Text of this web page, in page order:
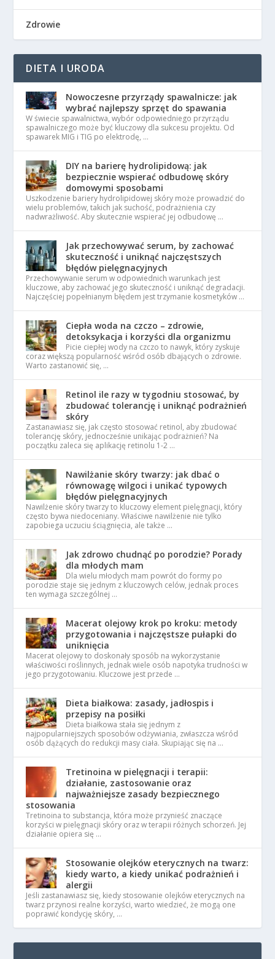
Zdrowie
DIETA I URODA
Nowoczesne przyrządy spawalnicze: jak
wybrać najlepszy sprzęt do spawania
W świecie spawalnictwa, wybór odpowiedniego przyrządu
spawalniczego może być kluczowy dla sukcesu projektu. Od
spawarek MIG i TIG po elektrodę, …
DIY na barierę hydrolipidową: jak
bezpiecznie wspierać odbudowę skóry
domowymi sposobami
Uszkodzenie bariery hydrolipidowej skóry może prowadzić do
wielu problemów, takich jak suchość, podrażnienia czy
nadwrażliwość. Aby skutecznie wspierać jej odbudowę …
Jak przechowywać serum, by zachować
skuteczność i uniknąć najczęstszych
błędów pielęgnacyjnych
Przechowywanie serum w odpowiednich warunkach jest
kluczowe, aby zachować jego skuteczność i uniknąć degradacji.
Najczęściej popełnianym błędem jest trzymanie kosmetyków …
Ciepła woda na czczo – zdrowie,
detoksykacja i korzyści dla organizmu
Picie ciepłej wody na czczo to nawyk, który zyskuje
coraz większą popularność wśród osób dbających o zdrowie.
Warto zastanowić się, …
Retinol ile razy w tygodniu stosować, by
zbudować tolerancję i uniknąć podrażnień
skóry
Zastanawiasz się, jak często stosować retinol, aby zbudować
tolerancję skóry, jednocześnie unikając podrażnień? Na
początku zaleca się aplikację retinolu 1-2 …
Nawilżanie skóry twarzy: jak dbać o
równowagę wilgoci i unikać typowych
błędów pielęgnacyjnych
Nawilżenie skóry twarzy to kluczowy element pielęgnacji, który
często bywa niedoceniany. Właściwe nawilżenie nie tylko
zapobiega uczuciu ściągnięcia, ale także …
Jak zdrowo chudnąć po porodzie? Porady
dla młodych mam
Dla wielu młodych mam powrót do formy po
porodzie staje się jednym z kluczowych celów, jednak proces
ten wymaga szczególnej …
Macerat olejowy krok po kroku: metody
przygotowania i najczęstsze pułapki do
uniknięcia
Macerat olejowy to doskonały sposób na wykorzystanie
właściwości roślinnych, jednak wiele osób napotyka trudności w
jego przygotowaniu. Kluczowe jest przede …
Dieta białkowa: zasady, jadłospis i
przepisy na posiłki
Dieta białkowa stała się jednym z
najpopularniejszych sposobów odżywiania, zwłaszcza wśród
osób dążących do redukcji masy ciała. Skupiając się na …
Tretinoina w pielęgnacji i terapii:
działanie, zastosowanie oraz
najważniejsze zasady bezpiecznego
stosowania
Tretinoina to substancja, która może przynieść znaczące
korzyści w pielęgnacji skóry oraz w terapii różnych schorzeń. Jej
działanie opiera się …
Stosowanie olejków eterycznych na twarz:
kiedy warto, a kiedy unikać podrażnień i
alergii
Jeśli zastanawiasz się, kiedy stosowanie olejków eterycznych na
twarz przynosi realne korzyści, warto wiedzieć, że mogą one
poprawić kondycję skóry, …